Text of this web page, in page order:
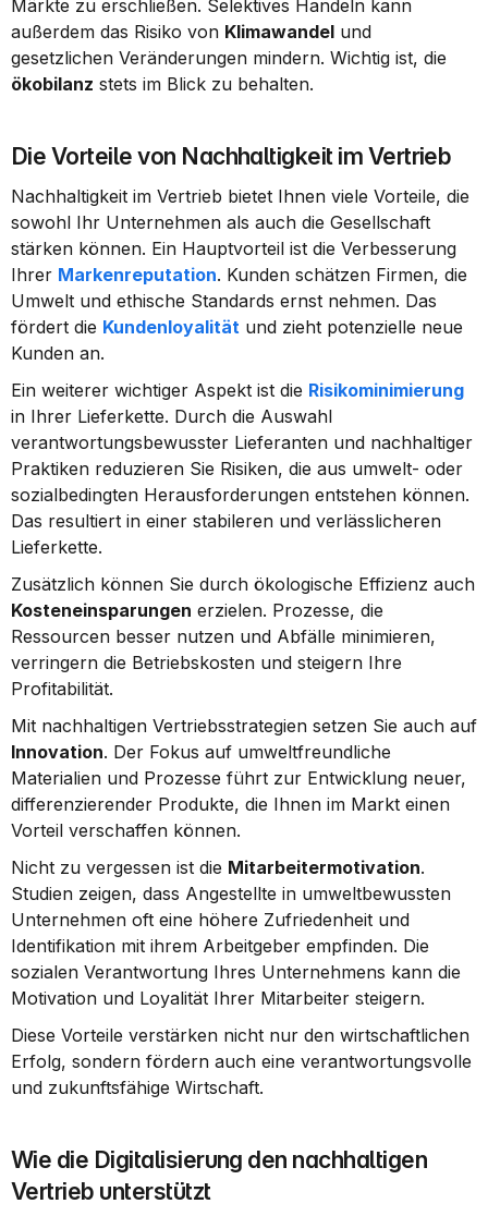
Märkte zu erschließen. Selektives Handeln kann
außerdem das Risiko von Klimawandel und
ökobilanz stets im Blick zu behalten.
Die Vorteile von Nachhaltigkeit im Vertrieb
Nachhaltigkeit im Vertrieb bietet Ihnen viele Vorteile, die
sowohl Ihr Unternehmen als auch die Gesellschaft
stärken können. Ein Hauptvorteil ist die Verbesserung
Ihrer Markenreputation. Kunden schätzen Firmen, die
Umwelt und ethische Standards ernst nehmen. Das
fördert die Kundenloyalität und zieht potenzielle neue
Kunden an.
Ein weiterer wichtiger Aspekt ist die Risikominimierung
in Ihrer Lieferkette. Durch die Auswahl
verantwortungsbewusster Lieferanten und nachhaltiger
Praktiken reduzieren Sie Risiken, die aus umwelt- oder
sozialbedingten Herausforderungen entstehen können.
Das resultiert in einer stabileren und verlässlicheren
Lieferkette.
Kosteneinsparungen erzielen. Prozesse, die
Ressourcen besser nutzen und Abfälle minimieren,
verringern die Betriebskosten und steigern Ihre
Profitabilität.
Innovation. Der Fokus auf umweltfreundliche
Materialien und Prozesse führt zur Entwicklung neuer,
differenzierender Produkte, die Ihnen im Markt einen
Vorteil verschaffen können.
Nicht zu vergessen ist die Mitarbeitermotivation.
Studien zeigen, dass Angestellte in umweltbewussten
Unternehmen oft eine höhere Zufriedenheit und
Identifikation mit ihrem Arbeitgeber empfinden. Die
sozialen Verantwortung Ihres Unternehmens kann die
Motivation und Loyalität Ihrer Mitarbeiter steigern.
Diese Vorteile verstärken nicht nur den wirtschaftlichen
Erfolg, sondern fördern auch eine verantwortungsvolle
und zukunftsfähige Wirtschaft.
Wie die Digitalisierung den nachhaltigen
Vertrieb unterstützt